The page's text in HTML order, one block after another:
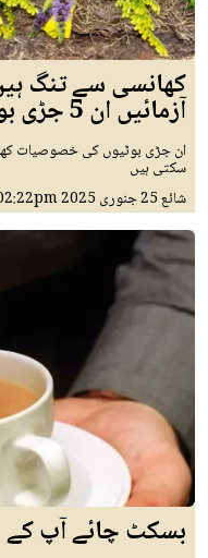
کھانسی سے تنگ
آزمائیں ان 5 جڑی بوٹیوں سے بنی چائے
ان جڑی بوٹیوں کی خصوصیات
سکتی ہیں
شائع25 جنوری 2025
بسکٹ چائے آپ کے